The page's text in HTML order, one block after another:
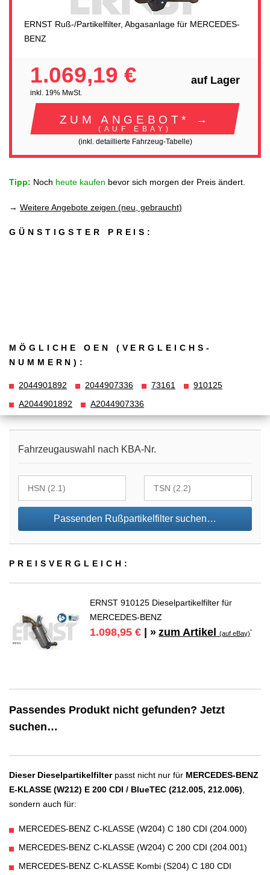
ERNST Ruß-/Partikelfilter, Abgasanlage für MERCEDES-
BENZ
1.069,19 €
inkl. 19% MwSt.
auf Lager
ZUM ANGEBOT* →
(AUF EBAY)
(inkl. detaillierte Fahrzeug-Tabelle)
Tipp: Noch heute kaufen bevor sich morgen der Preis ändert.
→ Weitere Angebote zeigen (neu, gebraucht)
GÜNSTIGSTER PREIS:
MÖGLICHE OEN (VERGLEICHS­
NUMMERN):
2044901892 2044907336 73161
910125
A2044901892
A2044907336
Fahrzeugauswahl nach KBA-Nr.
Passenden Rußpartikelfilter suchen…
PREIS­VER­GLEICH:
ERNST 910125 Dieselpartikelfilter für
MERCEDES-BENZ
1.098,95 € | » zum Artikel(auf eBay)*
Passendes Produkt nicht gefunden? Jetzt
suchen…
Dieser Dieselpartikelfilterpasst nicht nur für MERCEDES-BENZ
E-KLASSE (W212) E 200 CDI / BlueTEC (212.005, 212.006)
sondern auch für:
MERCEDES-BENZ C-KLASSE (W204) C 180 CDI (204.000)
MERCEDES-BENZ C-KLASSE (W204) C 200 CDI (204.001)
MERCEDES-BENZ C-KLASSE Kombi (S204) C 180 CDI